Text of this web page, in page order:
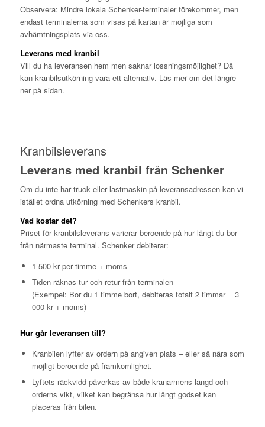
Observera: Mindre lokala Schenker-terminaler förekommer, men
endast terminalerna som visas på kartan är möjliga som
avhämtningsplats via oss.
Leverans med kranbil
Vill du ha leveransen hem men saknar lossningsmöjlighet? Då
kan kranbilsutkörning vara ett alternativ. Läs mer om det längre
ner på sidan.
Kranbilsleverans
Leverans med kranbil från Schenker
Om du inte har truck eller lastmaskin på leveransadressen kan vi
istället ordna utkörning med Schenkers kranbil.
Vad kostar det?
Priset för kranbilsleverans varierar beroende på hur långt du bor
från närmaste terminal. Schenker debiterar:
1 500 kr per timme + moms
Tiden räknas tur och retur från terminalen
(Exempel: Bor du 1 timme bort, debiteras totalt 2 timmar = 3
000 kr + moms)
Hur går leveransen till?
Kranbilen lyfter av ordern på angiven plats – eller så nära som
möjligt beroende på framkomlighet.
Lyftets räckvidd påverkas av både kranarmens längd och
orderns vikt, vilket kan begränsa hur långt godset kan
placeras från bilen.